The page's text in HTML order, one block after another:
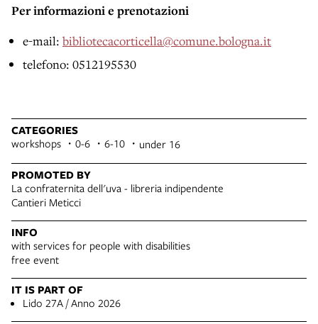
Per informazioni e prenotazioni
e-mail: bibliotecacorticella@comune.bologna.it
telefono: 0512195530
CATEGORIES
workshops 0-6 6-10 under 16
PROMOTED BY
La confraternita dell'uva - libreria indipendente
Cantieri Meticci
INFO
with services for people with disabilities
free event
IT IS PART OF
Lido 27A / Anno 2026